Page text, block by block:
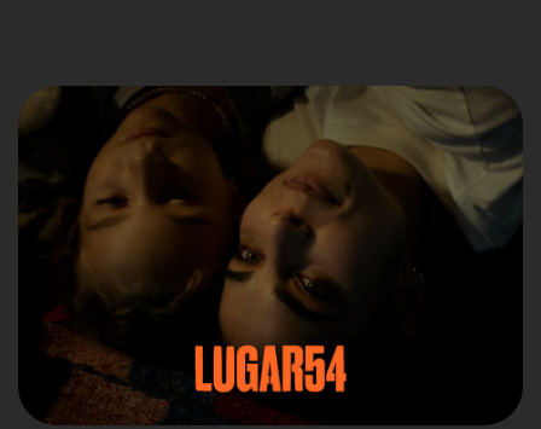
Beyoncé. Entre charros e copos de vinho,
ressacas e detox’s, a cumplicidade vai
crescendo, ao mesmo tempo que os limites de
cada um […]